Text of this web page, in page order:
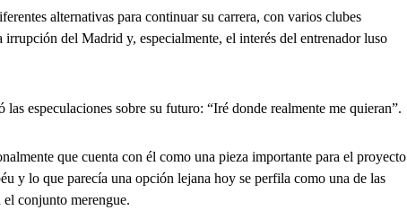
alternativas para continuar su carrera, con varios clubes
del Madrid y, especialmente, el interés del entrenador luso
especulaciones sobre su futuro: “Iré donde realmente me quieran”.
que cuenta con él como una pieza importante para el proyecto
y lo que parecía una opción lejana hoy se perfila como una de las
el conjunto merengue.